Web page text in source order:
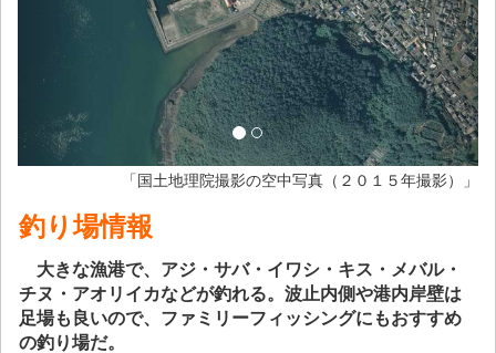
「国土地理院撮影の空中写真（２０１５年撮影）」
釣り場情報
大きな漁港で、アジ・サバ・イワシ・キス・メバル・
チヌ・アオリイカなどが釣れる。波止内側や港内岸壁は
足場も良いので、ファミリーフィッシングにもおすすめ
の釣り場だ。